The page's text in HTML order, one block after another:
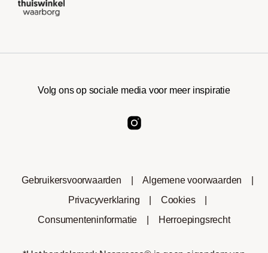
Volg ons op sociale media voor meer inspiratie
Gebruikersvoorwaarden Algemene voorwaarden
Privacyverklaring
Cookies
Consumenteninformatie
Herroepingsrecht